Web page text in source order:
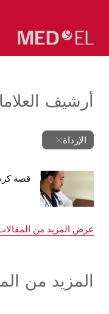
أرشيف
الإرداة
قصة
عرض المزيد من
المزيد من